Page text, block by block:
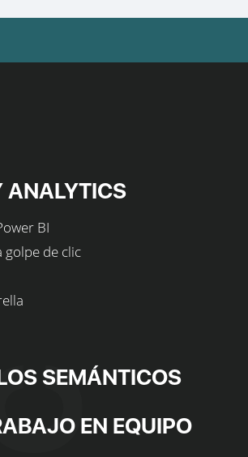
ANALYTICS
BI
de clic
SEMÁNTICOS
EN EQUIPO